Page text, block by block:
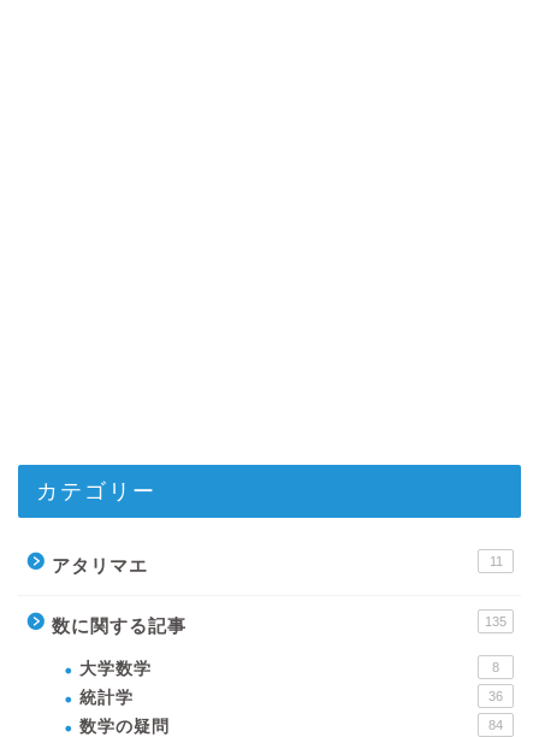
カテゴリー
アタリマエ 11
数に関する記事 135
大学数学 8
統計学 36
数学の疑問 84